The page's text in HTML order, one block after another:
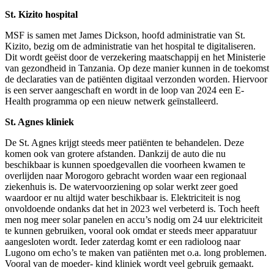
St. Kizito hospital
MSF is samen met James Dickson, hoofd administratie van St.
Kizito, bezig om de administratie van het hospital te digitaliseren.
Dit wordt geëist door de verzekering maatschappij en het Ministerie
van gezondheid in Tanzania. Op deze manier kunnen in de toekomst
de declaraties van de patiënten digitaal verzonden worden. Hiervoor
is een server aangeschaft en wordt in de loop van 2024 een E-
Health programma op een nieuw netwerk geïnstalleerd.
St. Agnes kliniek
De St. Agnes krijgt steeds meer patiënten te behandelen. Deze
komen ook van grotere afstanden. Dankzij de auto die nu
beschikbaar is kunnen spoedgevallen die voorheen kwamen te
overlijden naar Morogoro gebracht worden waar een regionaal
ziekenhuis is. De watervoorziening op solar werkt zeer goed
waardoor er nu altijd water beschikbaar is. Elektriciteit is nog
onvoldoende ondanks dat het in 2023 wel verbeterd is. Toch heeft
men nog meer solar panelen en accu’s nodig om 24 uur elektriciteit
te kunnen gebruiken, vooral ook omdat er steeds meer apparatuur
aangesloten wordt. Ieder zaterdag komt er een radioloog naar
Lugono om echo’s te maken van patiënten met o.a. long problemen.
Vooral van de moeder- kind kliniek wordt veel gebruik gemaakt.